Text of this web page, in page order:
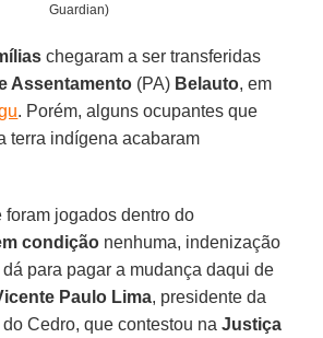
Guardian)
chegaram a ser transferidas
Assentamento (PA) Belauto, em
. Porém, alguns ocupantes que
terra indígena acabaram
foram jogados dentro do
condição nenhuma, indenização
para pagar a mudança daqui de
Paulo Lima, presidente da
Cedro, que contestou naJustiça